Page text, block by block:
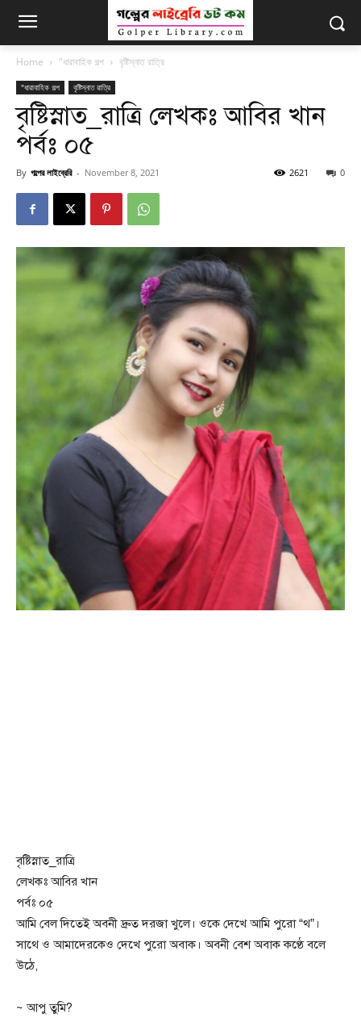
Home "ধারাবাহিক গল্প বৃষ্টিস্নাত রাত্রি
"ধারাবাহিক গল্প বৃষ্টিস্নাত রাত্রি
বৃষ্টিস্নাত_রাত্রি লেখকঃ আবির খান
পর্বঃ ০৫
By গল্পের লাইব্রেরি - November 8, 2021 0
2621
বৃষ্টিস্নাত_রাত্রি
লেখকঃ আবির খান
পর্বঃ ০৫
আমি বেল দিতেই অবনী দ্রুত দরজা খুলে। ওকে দেখে আমি পুরো “থ”।
সাথে ও আমাদেরকেও দেখে পুরো অবাক। অবনী বেশ অবাক কণ্ঠে বলে
উঠে,
~ আপু তুমি?